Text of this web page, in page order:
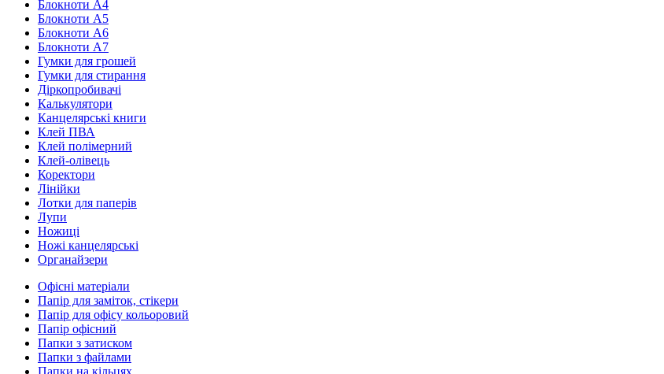
Блокноти А4
Блокноти А5
Блокноти А6
Блокноти А7
Гумки для грошей
Гумки для стирання
Діркопробивачі
Калькулятори
Канцелярські книги
Клей ПВА
Клей полімерний
Клей-олівець
Коректори
Лінійки
Лотки для паперів
Лупи
Ножиці
Ножі канцелярські
Органайзери
Офісні матеріали
Папір для заміток, стікери
Папір для офісу кольоровий
Папір офісний
Папки з затиском
Папки з файлами
Папки на кільцях